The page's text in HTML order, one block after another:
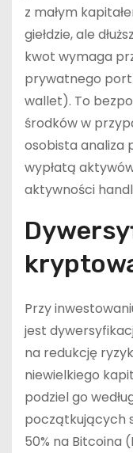
z małym
giełdzie, ale
kwot wymaga
prywatnego
wallet). To
środków w
osobista analiza
wypłatą
aktywności
Przy
jest
na redukcję
niewielkiego
podziel go
początkujących
50% na Bitcoina